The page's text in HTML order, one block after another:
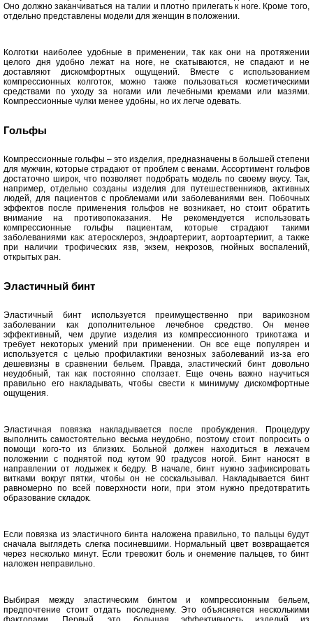
Оно должно заканчиваться на талии и плотно прилегать к ноге. Кроме того,
отдельно представлены модели для женщин в положении.
Колготки наиболее удобные в применении, так как они на протяжении
целого дня удобно лежат на ноге, не скатываются, не спадают и не
доставляют дискомфортных ощущений. Вместе с использованием
компрессионных колготок, можно также пользоваться косметическими
средствами по уходу за ногами или лечебными кремами или мазями.
Компрессионные чулки менее удобны, но их легче одевать.
Гольфы
Компрессионные гольфы – это изделия, предназначены в большей степени
для мужчин, которые страдают от проблем с венами. Ассортимент гольфов
достаточно широк, что позволяет подобрать модель по своему вкусу. Так,
например, отдельно созданы изделия для путешественников, активных
людей, для пациентов с проблемами или заболеваниями вен. Побочных
эффектов после применения гольфов не возникает, но стоит обратить
внимание на противопоказания. Не рекомендуется использовать
компрессионные гольфы пациентам, которые страдают такими
заболеваниями как: атеросклероз, эндоартериит, аортоартериит, а также
при наличии трофических язв, экзем, некрозов, гнойных воспалений,
открытых ран.
Эластичный бинт
Эластичный бинт используется преимущественно при варикозном
заболевании как дополнительное лечебное средство. Он менее
эффективный, чем другие изделия из компрессионного трикотажа и
требует некоторых умений при применении. Он все еще популярен и
используется с целью профилактики венозных заболеваний из-за его
дешевизны в сравнении бельем. Правда, эластический бинт довольно
неудобный, так как постоянно сползает. Еще очень важно научиться
правильно его накладывать, чтобы свести к минимуму дискомфортные
ощущения.
Эластичная повязка накладывается после пробуждения. Процедуру
выполнить самостоятельно весьма неудобно, поэтому стоит попросить о
помощи кого-то из близких. Больной должен находиться в лежачем
положении с поднятой под кутом 90 градусов ногой. Бинт наносят в
направлении от лодыжек к бедру. В начале, бинт нужно зафиксировать
витками вокруг пятки, чтобы он не соскальзывал. Накладывается бинт
равномерно по всей поверхности ноги, при этом нужно предотвратить
образование складок.
Если повязка из эластичного бинта наложена правильно, то пальцы будут
сначала выглядеть слегка посиневшими. Нормальный цвет возвращается
через несколько минут. Если тревожит боль и онемение пальцев, то бинт
наложен неправильно.
Выбирая между эластическим бинтом и компрессионным бельем,
предпочтение стоит отдать последнему. Это объясняется несколькими